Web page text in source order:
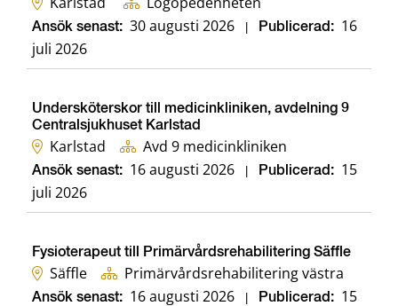
Ansök senast: 30 augusti 2026 Publicerad: 16
juli 2026
Undersköterskor till medicinkliniken, avdelning 9
Centralsjukhuset Karlstad
Karlstad Avd 9 medicinkliniken
Ansök senast: 16 augusti 2026 Publicerad: 15
juli 2026
Fysioterapeut till Primärvårdsrehabilitering Säffle
Säffle Primärvårdsrehabilitering västra
Ansök senast: 16 augusti 2026 Publicerad: 15